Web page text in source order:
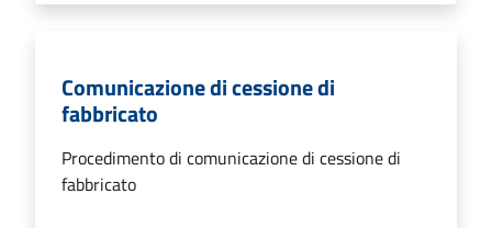
Comunicazione di cessione di
fabbricato
Procedimento di comunicazione di cessione di
fabbricato